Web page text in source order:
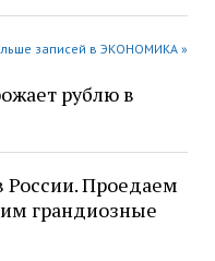
записей в ЭКОНОМИКА »
рублю в
Проедаем
грандиозные